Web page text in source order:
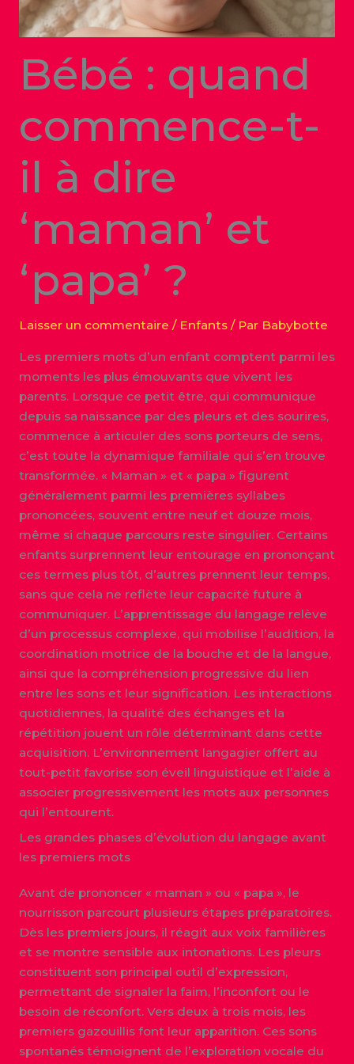
Bébé : quand
commence-t-
il à dire
‘maman’ et
‘papa’ ?
Laisser un commentaire / Enfants/ Par Babybotte
Les premiers mots d’un enfant comptent parmi les
moments les plus émouvants que vivent les
parents. Lorsque ce petit être, qui communique
depuis sa naissance par des pleurs et des sourires,
commence à articuler des sons porteurs de sens,
c’est toute la dynamique familiale qui s’en trouve
transformée. « Maman » et « papa » figurent
généralement parmi les premières syllabes
prononcées, souvent entre neuf et douze mois,
même si chaque parcours reste singulier. Certains
enfants surprennent leur entourage en prononçant
ces termes plus tôt, d’autres prennent leur temps,
sans que cela ne reflète leur capacité future à
communiquer. L’apprentissage du langage relève
d’un processus complexe, qui mobilise l’audition, la
coordination motrice de la bouche et de la langue,
ainsi que la compréhension progressive du lien
entre les sons et leur signification. Les interactions
quotidiennes, la qualité des échanges et la
répétition jouent un rôle déterminant dans cette
acquisition. L’environnement langagier offert au
tout-petit favorise son éveil linguistique et l’aide à
associer progressivement les mots aux personnes
qui l’entourent.
Les grandes phases d’évolution du langage avant
les premiers mots
Avant de prononcer « maman » ou « papa », le
nourrisson parcourt plusieurs étapes préparatoires.
Dès les premiers jours, il réagit aux voix familières
et se montre sensible aux intonations. Les pleurs
constituent son principal outil d’expression,
permettant de signaler la faim, l’inconfort ou le
besoin de réconfort. Vers deux à trois mois, les
premiers gazouillis font leur apparition. Ces sons
spontanés témoignent de l’exploration vocale du